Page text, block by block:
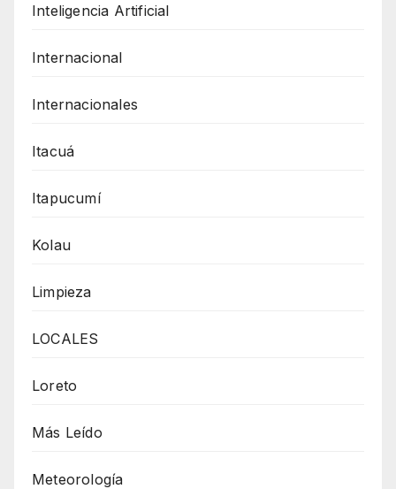
Inteligencia Artificial
Internacional
Internacionales
Itacuá
Itapucumí
Kolau
Limpieza
LOCALES
Loreto
Más Leído
Meteorología